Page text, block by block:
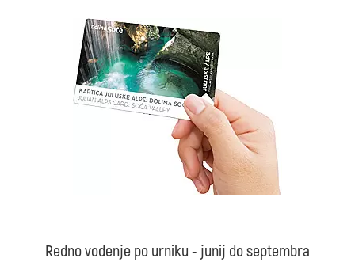
Redno vodenje po urniku - junij do septembra